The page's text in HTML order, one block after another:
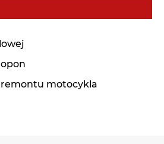
motocykla